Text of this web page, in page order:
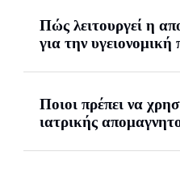
Πώς λειτουργεί η
για την υγειονομική
Ποιοι πρέπει να
ιατρικής